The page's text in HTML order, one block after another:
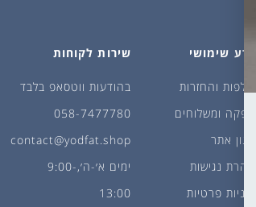
מידע שימושי
החלפות והחזרות
אספקה ומשלוחים
תקנון אתר
הצהרת נגישות
מדיניות פרטיות
שירות לקוחות
בהודעות ווטסאפ בלבד
058-7477780
contact@yodfat.shop
ימים א׳-ה׳,9:00-
13:00